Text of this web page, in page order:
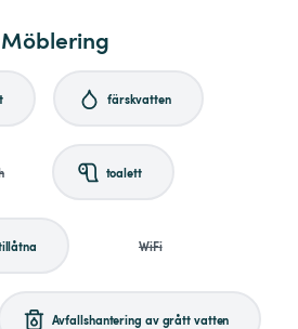
Möblering
färskvatten
toalett
WiFi
Avfallshantering av grått vatten